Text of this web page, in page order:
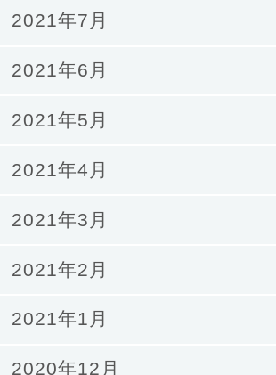
2021年7月
2021年6月
2021年5月
2021年4月
2021年3月
2021年2月
2021年1月
2020年12月